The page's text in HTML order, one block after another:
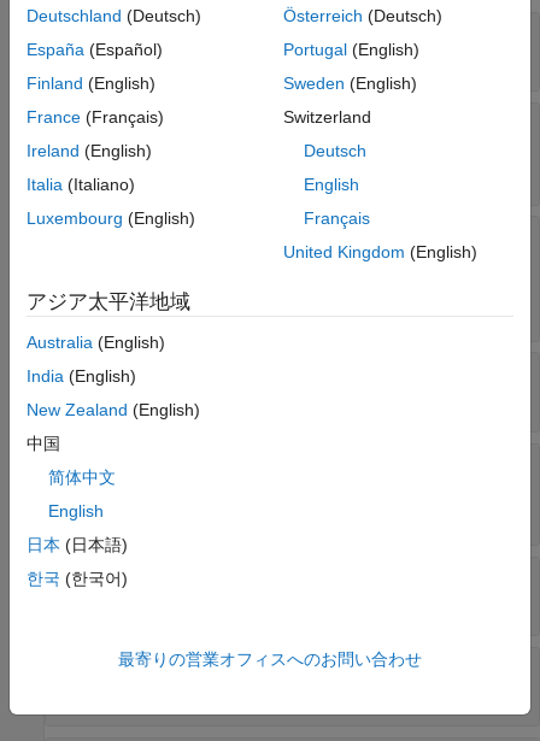
—
ベースライン データ セット
読み取り専用:
数値配列|categorical 配列
CategoricalVariables—データ内のカテゴリ
カル変数のインデックス
2 行の行列|
DriftStatus
DriftThreshold
するしきい値
読み取り専用:
Metrics
MetricValues— 変数のメトリクス値
Deutschland (Deutsch)
España (Español)
Finland (English)
France (Français)
Ireland (English)
Italia (Italiano)
Luxembourg (English)
Österreich (Deutsch)
Portugal(English)
Sweden (English)
Switzerland
Deutsch
English
Français
United Kingdom (English)
アジア太平洋地域
Australia (English)
India (English)
New Zealand (English)
中国
简体中文
English
日本 (日本語)
한국 (한국어)
最寄りの営業オフィスへのお問い合わせ